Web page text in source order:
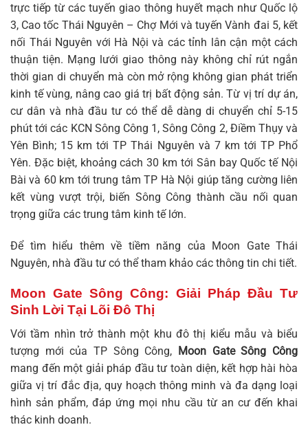
trực tiếp từ các tuyến giao thông huyết mạch như Quốc lộ
3, Cao tốc Thái Nguyên – Chợ Mới và tuyến Vành đai 5, kết
nối Thái Nguyên với Hà Nội và các tỉnh lân cận một cách
thuận tiện. Mạng lưới giao thông này không chỉ rút ngắn
thời gian di chuyển mà còn mở rộng không gian phát triển
kinh tế vùng, nâng cao giá trị bất động sản. Từ vị trí dự án,
cư dân và nhà đầu tư có thể dễ dàng di chuyển chỉ 5-15
phút tới các KCN Sông Công 1, Sông Công 2, Điềm Thụy và
Yên Bình; 15 km tới TP Thái Nguyên và 7 km tới TP Phổ
Yên. Đặc biệt, khoảng cách 30 km tới Sân bay Quốc tế Nội
Bài và 60 km tới trung tâm TP Hà Nội giúp tăng cường liên
kết vùng vượt trội, biến Sông Công thành cầu nối quan
trọng giữa các trung tâm kinh tế lớn.
Để tìm hiểu thêm về tiềm năng của Moon Gate Thái
Nguyên, nhà đầu tư có thể tham khảo các thông tin chi tiết.
Moon Gate Sông Công: Giải Pháp Đầu Tư
Sinh Lời Tại Lõi Đô Thị
Với tầm nhìn trở thành một khu đô thị kiểu mẫu và biểu
tượng mới của TP Sông Công,
Moon Gate Sông Công
mang đến một giải pháp đầu tư toàn diện, kết hợp hài hòa
giữa vị trí đắc địa, quy hoạch thông minh và đa dạng loại
hình sản phẩm, đáp ứng mọi nhu cầu từ an cư đến khai
thác kinh doanh.